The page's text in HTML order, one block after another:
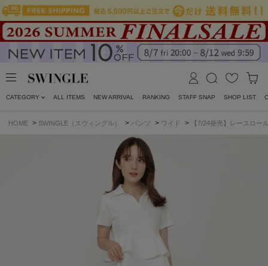
CATEGORY ALL ITEMS NEW ARRIVAL RANKING STAFF SNAP SHOP LIST
HOME > SWINGLE（スウィングル） > パンツ > ワイド > 【7/24発売】レースロー